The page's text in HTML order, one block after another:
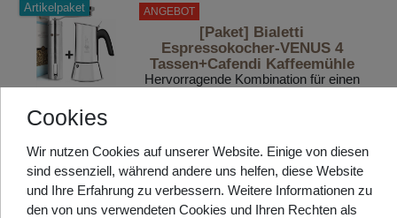
Artikelpaket ANGEBOT
[Paket] Bialetti
Espressokocher-VENUS 4
Tassen+Cafendi Kaffeemühle
Hervorragende Kombination für einen
40,95 € *
In den Warenkorb
Cookies
Wir nutzen Cookies auf unserer Website. Einige von diesen
sind essenziell, während andere uns helfen, diese Website
und Ihre Erfahrung zu verbessern. Weitere Informationen zu
den von uns verwendeten Cookies und Ihren Rechten als